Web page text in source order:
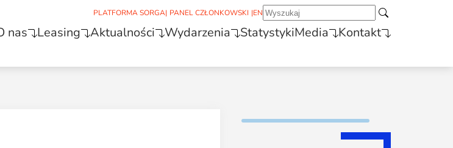
PLATFORMA SORGA| PANEL CZŁONKOWSKI |EN
nas Leasing Aktualności Wydarzenia StatystykiMedia Kontakt